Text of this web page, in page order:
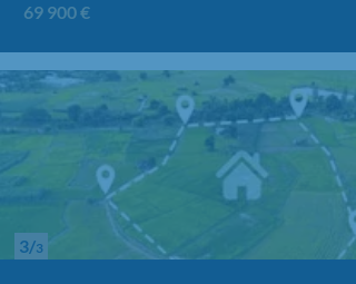
69 900 €
3/3